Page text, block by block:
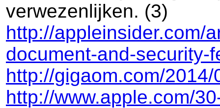
verwezenlijken. (3)
http://appleinsider.com/
document-and-security-
http://gigaom.com/
http://www.apple.com/